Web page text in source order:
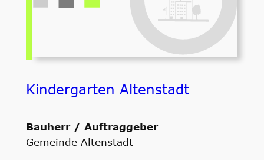
Kindergarten Altenstadt
Bauherr / Auftraggeber
Gemeinde Altenstadt